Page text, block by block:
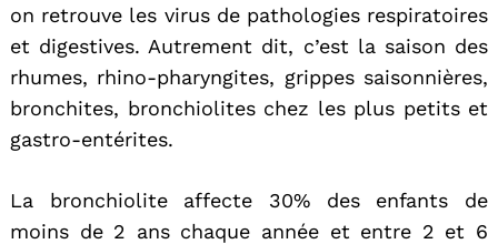
on retrouve les virus de pathologies respiratoires
et digestives. Autrement dit, c’est la saison des
rhumes, rhino-pharyngites, grippes saisonnières,
bronchites, bronchiolites chez les plus petits et
gastro-entérites.
La bronchiolite affecte 30% des enfants de
moins de 2 ans chaque année et entre 2 et 6